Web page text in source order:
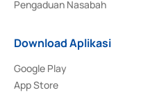
Pengaduan Nasabah
Download Aplikasi
Google Play
App Store